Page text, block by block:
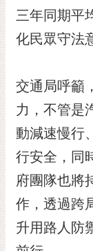
三年同期平
化民眾守法
交通局呼籲
力，不管是
動減速慢行
行安全，同
府團隊也將
作，透過跨
升用路人防